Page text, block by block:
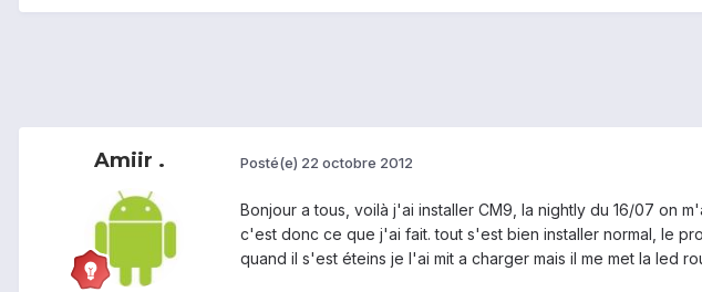
Amiir . Posté(e) 22 octobre 2012
Bonjour a tous, voilà j'ai installer CM9, la nightly du 16/07 on
c'est donc ce que j'ai fait. tout s'est bien installer normal, le
quand il s'est éteins je l'ai mit a charger mais il me met la led